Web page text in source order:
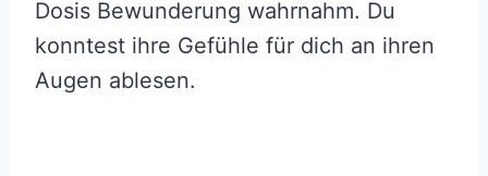
Dosis Bewunderung wahrnahm. Du
konntest ihre Gefühle für dich an ihren
Augen ablesen.